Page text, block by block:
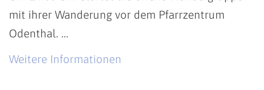
mit ihrer Wanderung vor dem Pfarrzentrum
Odenthal. ...
Weitere Informationen